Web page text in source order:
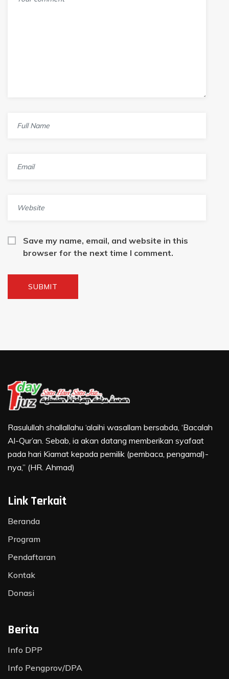
Save my name, email, and website in this
browser for the next time I comment.
Rasulullah shallallahu ‘alaihi wasallam bersabda, ‘Bacalah
Al-Qur’an. Sebab, ia akan datang memberikan syafaat
pada hari Kiamat kepada pemilik (pembaca, pengamal)-
nya,” (HR. Ahmad)
Link Terkait
Beranda
Program
Pendaftaran
Kontak
Donasi
Berita
Info DPP
Info Pengprov/DPA